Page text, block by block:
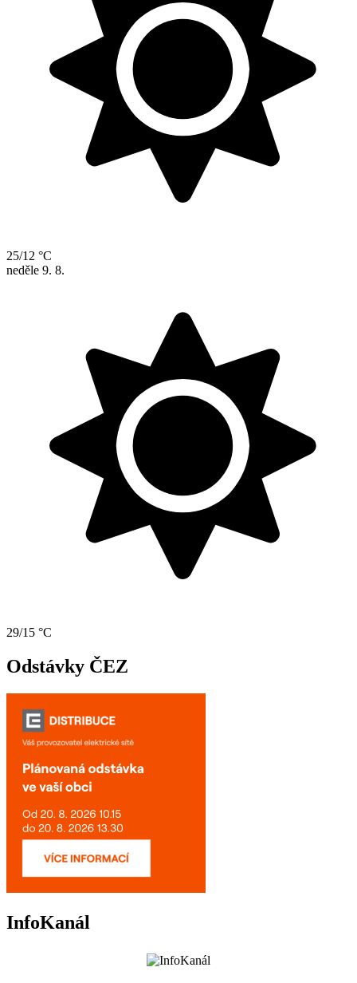
25/12 °C
neděle 9. 8.
29/15 °C
Odstávky ČEZ
InfoKanál